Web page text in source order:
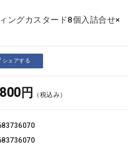
ングカスタード8個入詰合せ×
シェアする
円 （税込み）